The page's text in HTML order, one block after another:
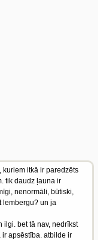
itkā ir paredzēts
tik daudz ļauna ir
nenormāli, būtiski,
lembergu? un ja
ilgi. bet tā nav, nedrīkst
ir apsēstība. atbilde ir